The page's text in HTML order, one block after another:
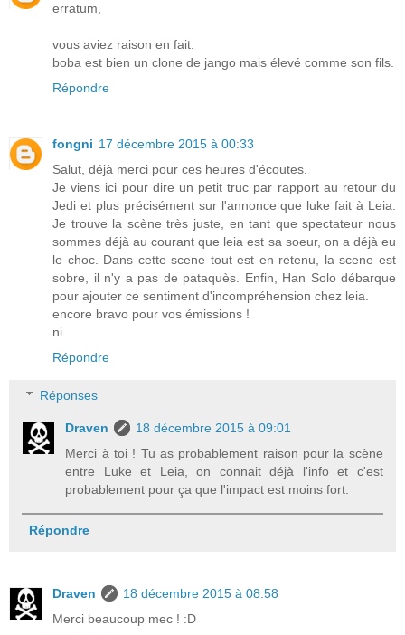
erratum,
vous aviez raison en fait.
boba est bien un clone de jango mais élevé comme son fils.
Répondre
fongni 17 décembre 2015 à 00:33
Salut, déjà merci pour ces heures d'écoutes.
Je viens ici pour dire un petit truc par rapport au retour du
Jedi et plus précisément sur l'annonce que luke fait à Leia.
Je trouve la scène très juste, en tant que spectateur nous
sommes déjà au courant que leia est sa soeur, on a déjà eu
le choc. Dans cette scene tout est en retenu, la scene est
sobre, il n'y a pas de pataquès. Enfin, Han Solo débarque
pour ajouter ce sentiment d'incompréhension chez leia.
encore bravo pour vos émissions !
ni
Répondre
Réponses
Draven
18 décembre 2015 à 09:01
Merci à toi ! Tu as probablement raison pour la scène
entre Luke et Leia, on connait déjà l'info et c'est
probablement pour ça que l'impact est moins fort.
Répondre
Draven
18 décembre 2015 à 08:58
Merci beaucoup mec ! :D